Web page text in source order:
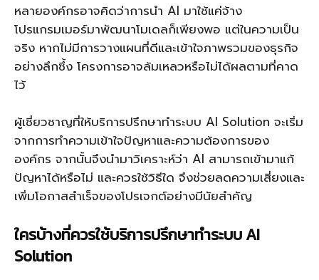
หลายองค์กรอาจคิดว่าการนำ AI มาใช้แค่จ้าง
โปรแกรมเมอร์มาพัฒนาโมเดลก็เพียงพอ แต่ในความเป็น
จริง หากไม่มีการวางแผนที่ดีและเข้าใจภาพรวมของธุรกิจ
อย่างลึกซึ้ง โครงการอาจล้มเหลวหรือไม่ได้ผลตามที่คาด
ไว้
ผู้เชี่ยวชาญที่ให้บริการปรึกษาทำระบบ AI Solution จะเริ่ม
จากการทำความเข้าใจปัญหาและความต้องการของ
องค์กร จากนั้นจึงนำมาวิเคราะห์ว่า AI สามารถเข้ามาแก้
ปัญหาได้หรือไม่ และควรใช้วิธีใด จึงช่วยลดความเสี่ยงและ
เพิ่มโอกาสสำเร็จของโปรเจกต์อย่างมีนัยสำคัญ
ใครบ้างที่ควรใช้บริการปรึกษาทำระบบ AI
Solution